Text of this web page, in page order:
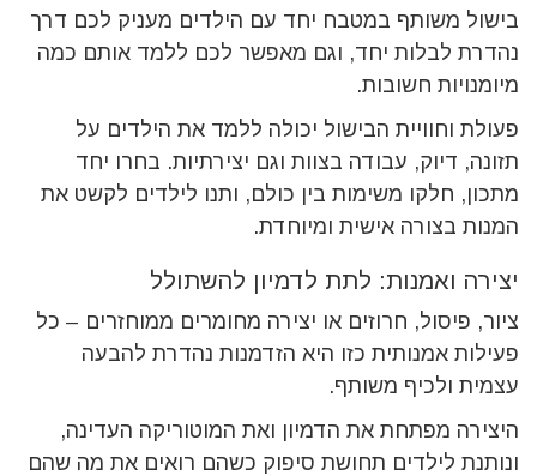
בישול משותף במטבח יחד עם הילדים מעניק לכם דרך
נהדרת לבלות יחד, וגם מאפשר לכם ללמד אותם כמה
מיומנויות חשובות.
פעולת וחוויית הבישול יכולה ללמד את הילדים על
תזונה, דיוק, עבודה בצוות וגם יצירתיות. בחרו יחד
מתכון, חלקו משימות בין כולם, ותנו לילדים לקשט את
המנות בצורה אישית ומיוחדת.
יצירה ואמנות: לתת לדמיון להשתולל
ציור, פיסול, חרוזים או יצירה מחומרים ממוחזרים – כל
פעילות אמנותית כזו היא הזדמנות נהדרת להבעה
עצמית ולכיף משותף.
היצירה מפתחת את הדמיון ואת המוטוריקה העדינה,
ונותנת לילדים תחושת סיפוק כשהם רואים את מה שהם